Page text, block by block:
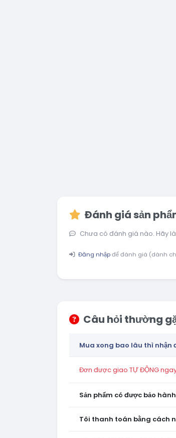
Đánh giá sản
Chưa có đánh giá nào. Hãy
Đăng nhậpđể đánh giá (dành
Câu hỏi thường
Mua xong bao lâu thì nhận
Đơn được giao TỰ ĐỘNG
Sản phẩm có được bảo
Tôi thanh toán bằng cách